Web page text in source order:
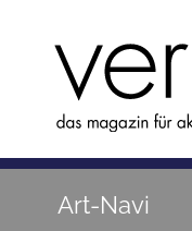
Art-Navi